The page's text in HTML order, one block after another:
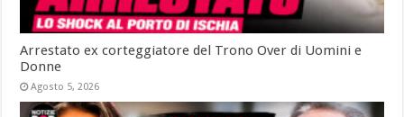
Arrestato ex corteggiatore del Trono Over di Uomini e
Donne
Agosto 5, 2026